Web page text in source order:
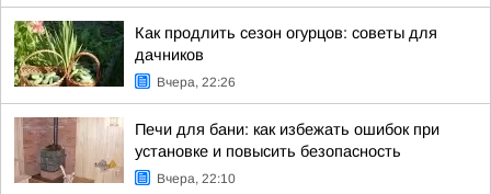
Как продлить сезон огурцов: советы для
дачников
Вчера, 22:26
Печи для бани: как избежать ошибок при
установке и повысить безопасность
Вчера, 22:10